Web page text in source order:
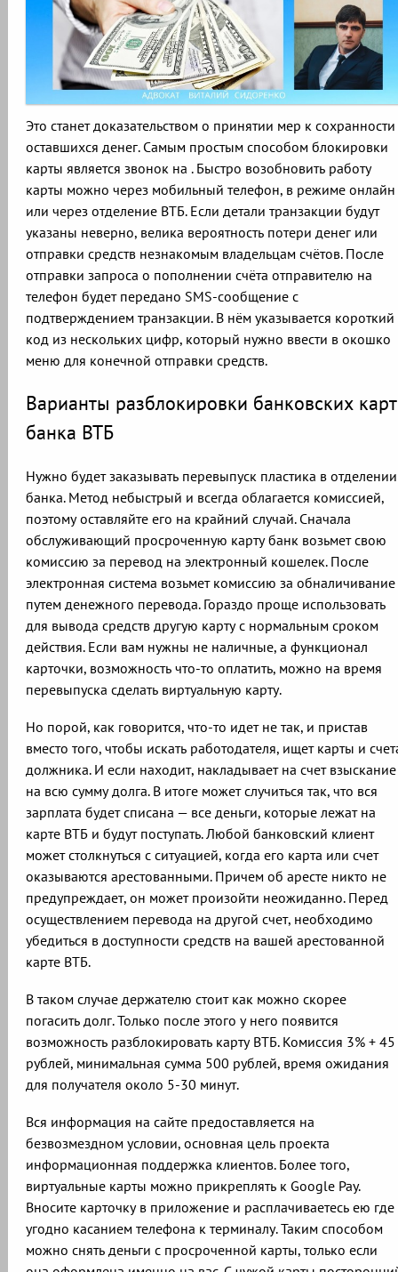
Это станет доказательством о принятии мер к сохранности
оставшихся денег. Самым простым способом блокировки
карты является звонок на . Быстро возобновить работу
карты можно через мобильный телефон, в режиме онлайн
или через отделение ВТБ. Если детали транзакции будут
указаны неверно, велика вероятность потери денег или
отправки средств незнакомым владельцам счётов. После
отправки запроса о пополнении счёта отправителю на
телефон будет передано SMS-сообщение с
подтверждением транзакции. В нём указывается короткий
код из нескольких цифр, который нужно ввести в окошко
меню для конечной отправки средств.
Варианты разблокировки банковских карт
банка ВТБ
Нужно будет заказывать перевыпуск пластика в отделении
банка. Метод небыстрый и всегда облагается комиссией,
поэтому оставляйте его на крайний случай. Сначала
обслуживающий просроченную карту банк возьмет свою
комиссию за перевод на электронный кошелек. После
электронная система возьмет комиссию за обналичивание
путем денежного перевода. Гораздо проще использовать
для вывода средств другую карту с нормальным сроком
действия. Если вам нужны не наличные, а функционал
карточки, возможность что-то оплатить, можно на время
перевыпуска сделать виртуальную карту.
Но порой, как говорится, что-то идет не так, и пристав
вместо того, чтобы искать работодателя, ищет карты и
должника. И если находит, накладывает на счет взыскание
на всю сумму долга. В итоге может случиться так, что вся
зарплата будет списана — все деньги, которые лежат на
карте ВТБ и будут поступать. Любой банковский клиент
может столкнуться с ситуацией, когда его карта или счет
оказываются арестованными. Причем об аресте никто не
предупреждает, он может произойти неожиданно. Перед
осуществлением перевода на другой счет, необходимо
убедиться в доступности средств на вашей арестованной
карте ВТБ.
В таком случае держателю стоит как можно скорее
погасить долг. Только после этого у него появится
возможность разблокировать карту ВТБ. Комиссия 3% + 45
рублей, минимальная сумма 500 рублей, время ожидания
для получателя около 5-30 минут.
Вся информация на сайте предоставляется на
безвозмездном условии, основная цель проекта
информационная поддержка клиентов. Более того,
виртуальные карты можно прикреплять к Google Pay.
Вносите карточку в приложение и расплачиваетесь ею где
угодно касанием телефона к терминалу. Таким способом
можно снять деньги с просроченной карты, только если